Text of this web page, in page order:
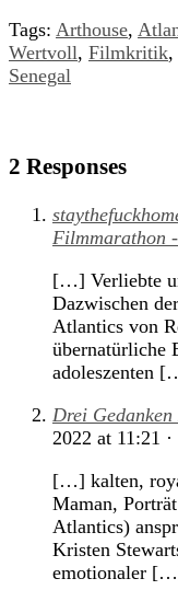
Tags: Arthouse,
Wertvoll, Filmkritik,
Senegal
2 Responses
Filmmarathon
[…] Verliebte
Dazwischen
Atlantics von
übernatürliche
adoleszenten
Drei
2022 at 11:21 ·
[…] kalten,
Maman,
Atlantics)
Kristen
emotionaler